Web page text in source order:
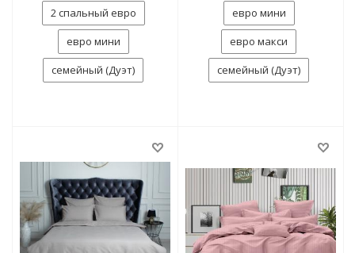
2 спальный евро
евро мини
семейный (Дуэт)
евро мини
евро макси
семейный (Дуэт)